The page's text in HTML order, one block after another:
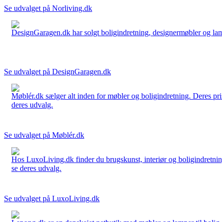
Se udvalget på Norliving.dk
DesignGaragen.dk har solgt boligindretning, designermøbler og
Se udvalget på DesignGaragen.dk
Møblér.dk sælger alt inden for møbler og boligindretning. Deres
deres udvalg.
Se udvalget på Møblér.dk
Hos LuxoLiving.dk finder du brugskunst, interiør og
se deres udvalg.
Se udvalget på LuxoLiving.dk